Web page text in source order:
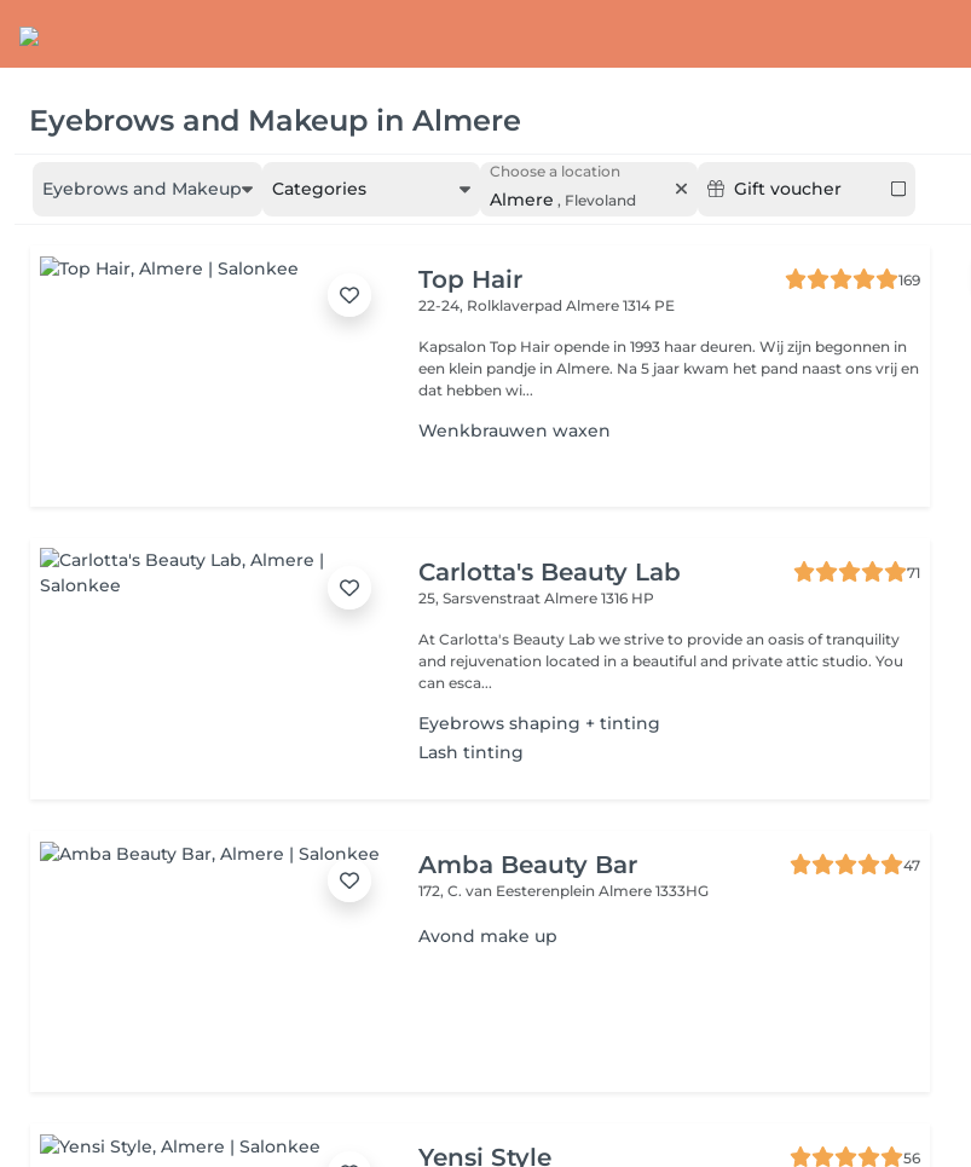
Eyebrows and Makeup in Almere
Eyebrows and Makeup Categories
Choose a location
Almere , Flevoland
Gift voucher
Top Hair
169
22-24, RolklaverpadAlmere 1314 PE
Kapsalon Top Hair opende in 1993 haar deuren. Wij zijn begonnen in
een klein pandje in Almere. Na 5 jaar kwam het pand naast ons vrij en
dat hebben wi...
Wenkbrauwen waxen
Carlotta's Beauty Lab
71
25, SarsvenstraatAlmere 1316 HP
At Carlotta's Beauty Lab we strive to provide an oasis of tranquility
and rejuvenation located in a beautiful and private attic studio. You
can esca...
Eyebrows shaping + tinting
Lash tinting
Amba Beauty Bar
47
172, C. van EesterenpleinAlmere 1333HG
Avond make up
Yensi Style
56